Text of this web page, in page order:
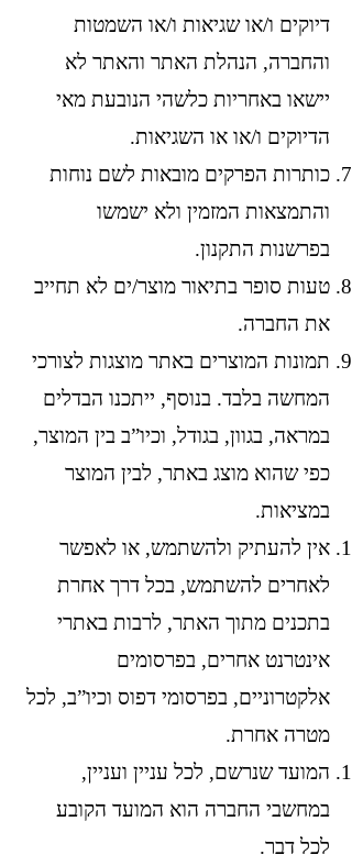
דיוקים ו/או שגיאות ו/או השמטות
והחברה, הנהלת האתר והאתר לא
יישאו באחריות כלשהי הנובעת מאי
הדיוקים ו/או או השגיאות.
כותרות הפרקים מובאות לשם נוחות
והתמצאות המזמין ולא ישמשו
בפרשנות התקנון.
טעות סופר בתיאור מוצר/ים לא תחייב
את החברה.
תמונות המוצרים באתר מוצגות לצורכי
המחשה בלבד. בנוסף, ייתכנו הבדלים
במראה, בגוון, בגודל, וכיו”ב בין המוצר,
כפי שהוא מוצג באתר, לבין המוצר
במציאות.
אין להעתיק ולהשתמש, או לאפשר
לאחרים להשתמש, בכל דרך אחרת
בתכנים מתוך האתר, לרבות באתרי
אינטרנט אחרים, בפרסומים
אלקטרוניים, בפרסומי דפוס וכיו”ב, לכל
מטרה אחרת.
המועד שנרשם, לכל עניין ועניין,
במחשבי החברה הוא המועד הקובע
לכל דבר.